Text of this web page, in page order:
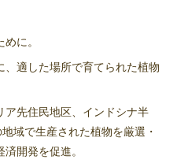
に。
適した場所で育てられた植物
先住民地区、インドシナ半
域で生産された植物を厳選・
開発を促進。